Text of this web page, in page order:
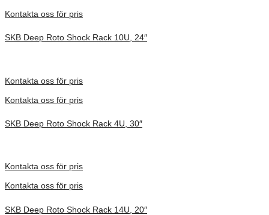
Kontakta oss för pris
SKB Deep Roto Shock Rack 10U, 24″
Kontakta oss för pris
Kontakta oss för pris
SKB Deep Roto Shock Rack 4U, 30″
Kontakta oss för pris
Kontakta oss för pris
SKB Deep Roto Shock Rack 14U, 20″